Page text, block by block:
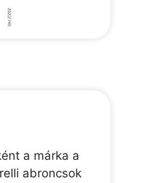
a márka a
abroncsok